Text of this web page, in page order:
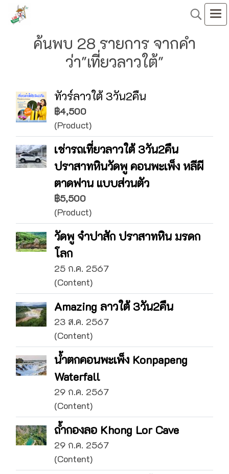
ค้นพบ 28 รายการ จากคำ
ว่า"เที่ยวลาวใต้"
ทัวร์ลาวใต้ 3วัน2คืน
฿4,500
(Product)
เช่ารถเที่ยวลาวใต้ 3วัน2คืน
ปราสาทหินวัดพู คอนพะเพ็ง หลีผี
ตาดฟาน แบบส่วนตัว
฿5,500
(Product)
วัดพู จำปาสัก ปราสาทหิน มรดก
โลก
25 ก.ค. 2567
(Content)
Amazing ลาวใต้ 3วัน2คืน
23 ส.ค. 2567
(Content)
น้ำตกคอนพะเพ็ง Konpapeng
Waterfall
29 ก.ค. 2567
(Content)
ถ้ำกองลอ Khong Lor Cave
29 ก.ค. 2567
(Content)